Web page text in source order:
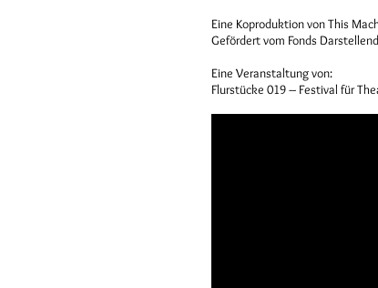
Eine Koproduktion von This
Gefördert vom Fonds
Eine Veranstaltung von:
Flurstücke 019 – Festival für